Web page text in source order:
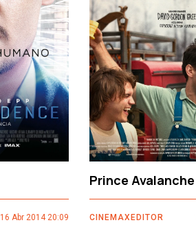
16 Abr 2014 20:09
Prince Avalanche
CINEMAXEDITOR